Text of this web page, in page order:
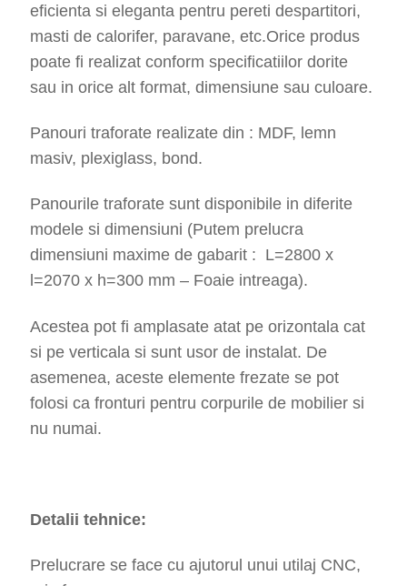
eficienta si eleganta pentru pereti despartitori,
masti de calorifer, paravane, etc.Orice produs
poate fi realizat conform specificatiilor dorite
sau in orice alt format, dimensiune sau culoare.
Panouri traforate realizate din : MDF, lemn
masiv, plexiglass, bond.
Panourile traforate sunt disponibile in diferite
modele si dimensiuni (Putem prelucra
dimensiuni maxime de gabarit : L=2800 x
l=2070 x h=300 mm – Foaie intreaga).
Acestea pot fi amplasate atat pe orizontala cat
si pe verticala si sunt usor de instalat. De
asemenea, aceste elemente frezate se pot
folosi ca fronturi pentru corpurile de mobilier si
nu numai.
Detalii tehnice:
Prelucrare se face cu ajutorul unui utilaj CNC,